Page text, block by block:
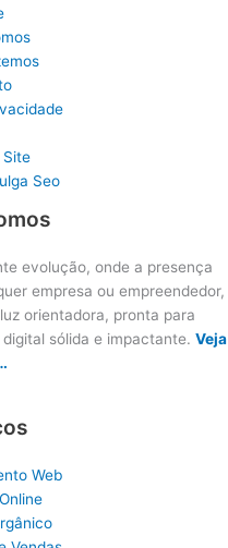
Site
Seo
evolução, onde a presença
empresa ou empreendedor,
orientadora, pronta para
sólida e impactante. Veja
Web